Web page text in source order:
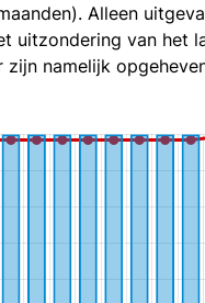
Alleen
uitzondering van het
zijn namelijk